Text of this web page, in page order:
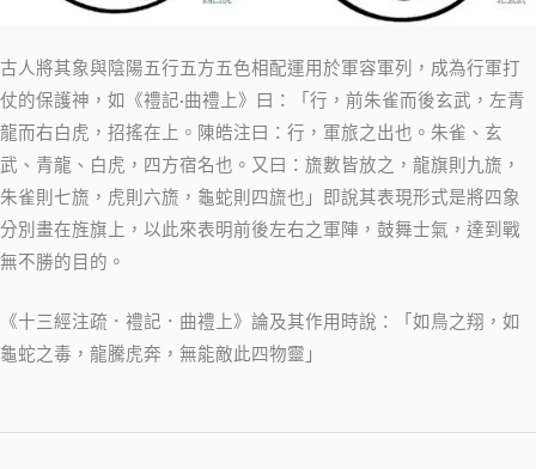
古人將其象與陰陽五行五方五色相配運用於軍容軍列，成為行軍打
仗的保護神，如《禮記·曲禮上》曰：「行，前朱雀而後玄武，左青
龍而右白虎，招搖在上。陳皓注曰：行，軍旅之出也。朱雀、玄
武、青龍、白虎，四方宿名也。又曰：旒數皆放之，龍旗則九旒，
朱雀則七旒，虎則六旒，龜蛇則四旒也」
即說其表現形式是將四象
分別畫在旌旗上，以此來表明前後左右之軍陣，鼓舞士氣，達到戰
無不勝的目的。
《十三經注疏．禮記．曲禮上》論及其作用時說：「如鳥之翔，如
龜蛇之毒，龍騰虎奔，無能敵此四物靈」